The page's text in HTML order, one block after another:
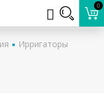
0
Ирригаторы